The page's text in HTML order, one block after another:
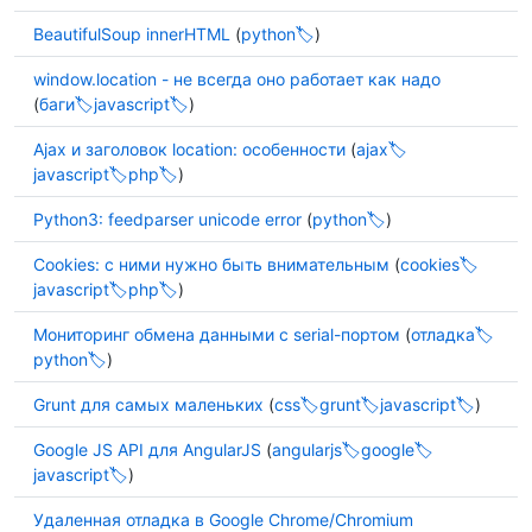
BeautifulSoup innerHTML (python )
window.location - не всегда оно работает как надо
(баги javascript )
Ajax и заголовок location: особенности (ajax
javascript
php )
Python3: feedparser unicode error (python )
Cookies: с ними нужно быть внимательным (cookies
javascript
php )
Мониторинг обмена данными с serial-портом (отладка
python
)
Grunt для самых маленьких (css grunt javascript )
Google JS API для AngularJS (angularjs
google
javascript
)
Удаленная отладка в Google Chrome/Chromium